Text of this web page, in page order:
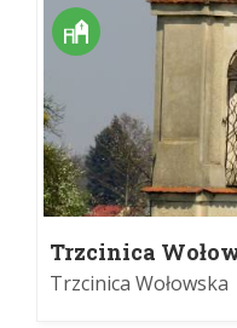
Trzcinica
Trzcinica Wołowska